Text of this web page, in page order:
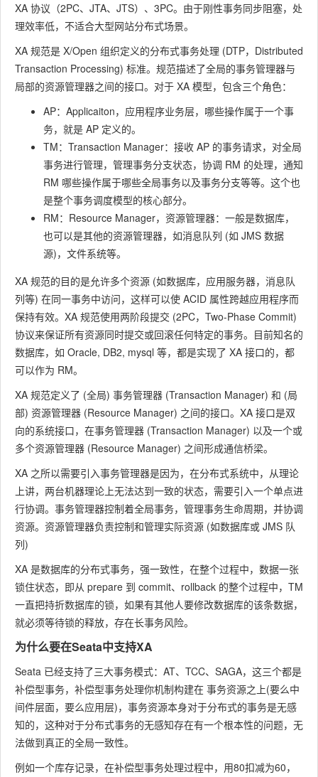
XA 协议（2PC、JTA、JTS）、3PC。由于刚性事务同步阻塞，处
理效率低，不适合⼤型⽹站分布式场景。
XA 规范是 X/Open 组织定义的分布式事务处理 (DTP，Distributed
Transaction Processing) 标准。规范描述了全局的事务管理器与
局部的资源管理器之间的接口。对于 XA 模型，包含三个角色：
AP：Applicaiton，应用程序业务层，哪些操作属于⼀个事
务，就是 AP 定义的。
TM：Transaction Manager：接收 AP 的事务请求，对全局
事务进⾏管理，管理事务分⽀状态，协调 RM 的处理，通知
RM 哪些操作属于哪些全局事务以及事务分⽀等等。这个也
是整个事务调度模型的核⼼部分。
RM：Resource Manager，资源管理器：⼀般是数据库，
也可以是其他的资源管理器，如消息队列 (如 JMS 数据
源)，⽂件系统等。
XA 规范的目的是允许多个资源 (如数据库，应用服务器，消息队
列等) 在同一事务中访问，这样可以使 ACID 属性跨越应用程序而
保持有效。XA 规范使用两阶段提交 (2PC，Two-Phase Commit)
协议来保证所有资源同时提交或回滚任何特定的事务。目前知名的
数据库，如 Oracle, DB2, mysql 等，都是实现了 XA 接口的，都
可以作为 RM。
XA 规范定义了 (全局) 事务管理器 (Transaction Manager) 和 (局
部) 资源管理器 (Resource Manager) 之间的接口。XA 接口是双
向的系统接口，在事务管理器 (Transaction Manager) 以及一个或
多个资源管理器 (Resource Manager) 之间形成通信桥梁。
XA 之所以需要引入事务管理器是因为，在分布式系统中，从理论
上讲，两台机器理论上无法达到一致的状态，需要引入一个单点进
行协调。事务管理器控制着全局事务，管理事务生命周期，并协调
资源。资源管理器负责控制和管理实际资源 (如数据库或 JMS 队
列)
XA 是数据库的分布式事务，强一致性，在整个过程中，数据一张
锁住状态，即从 prepare 到 commit、rollback 的整个过程中，TM
一直把持折数据库的锁，如果有其他人要修改数据库的该条数据，
就必须等待锁的释放，存在⻓事务⻛险。
为什么要在Seata中支持XA
Seata 已经支持了三大事务模式：AT、TCC、SAGA，这三个都是
补偿型事务，补偿型事务处理你机制构建在 事务资源之上(要么中
间件层面，要么应用层)，事务资源本身对于分布式的事务是无感
知的，这种对于分布式事务的无感知存在有一个根本性的问题，无
法做到真正的全局一致性。
例如一个库存记录，在补偿型事务处理过程中，用80扣减为60，